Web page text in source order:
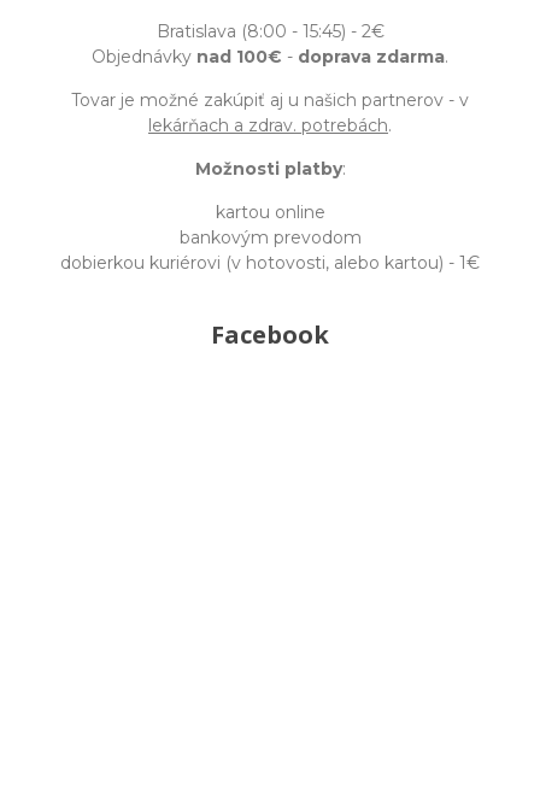
Bratislava (8:00 - 15:45) - 2€
Objednávky nad 100€ - doprava zdarma.
Tovar je možné zakúpiť aj u našich partnerov - v
lekárňach a zdrav. potrebách.
Možnosti platby:
kartou online
bankovým prevodom
dobierkou kuriérovi (v hotovosti, alebo kartou) - 1€
Facebook